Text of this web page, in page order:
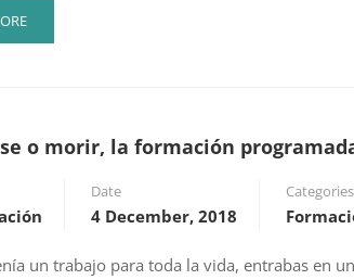
o morir, la formación
Date
4 December, 2018
Categories
un trabajo para toda la vida, entrabas en